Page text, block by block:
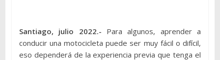
Santiago, julio 2022.- Para algunos, aprender a
conducir una motocicleta puede ser muy fácil o difícil,
eso dependerá de la experiencia previa que tenga el